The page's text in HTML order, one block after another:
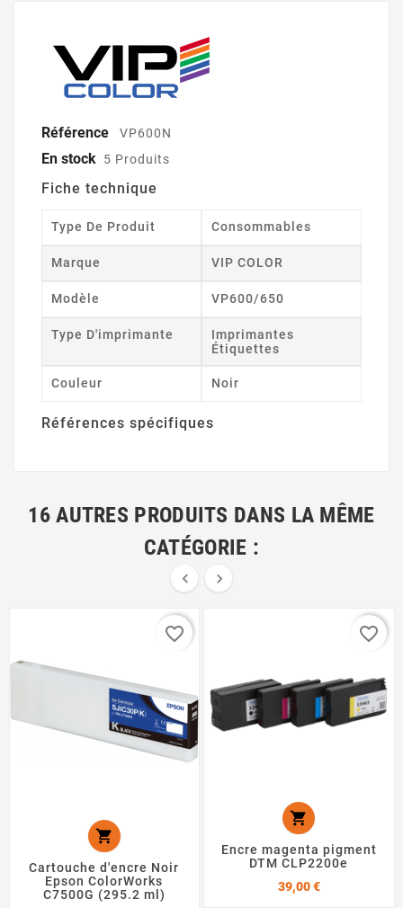
Référence VP600N
En stock 5 Produits
Fiche technique
Type De Produit Consommables
Marque VIP COLOR
Modèle VP600/650
Type D'imprimante
Imprimantes
Étiquettes
Couleur Noir
Références spécifiques
16 AUTRES PRODUITS DANS LA MÊME
CATÉGORIE :
 

Cartouche d'encre Noir
Epson ColorWorks
C7500G (295.2 ml)
favorite_border

Encre magenta pigment
DTM CLP2200e
39,00 €Prix
favorite_border